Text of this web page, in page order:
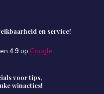
en service!
4.9 op Google
voor tips,
winacties!